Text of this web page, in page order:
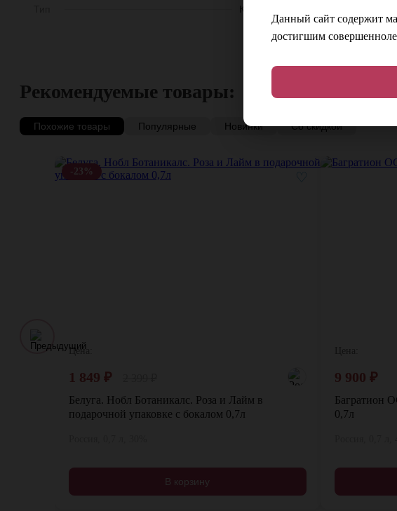
Купажированный
Рекомендуемые товары:
Похожие товары Популярные Новинки Со скидкой
-23%
Цена:
1 849 ₽
Белуга. Нобл Ботаникалс. Роза и Лайм в
подарочной упаковке с бокалом 0,7л
В корзину
9 900 ₽
Багратион
0,7л
Данный сайт содержит
достигшим